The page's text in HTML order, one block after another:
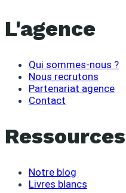
L'agence
Qui sommes-nous ?
Nous recrutons
Partenariat agence
Contact
Ressources
Notre blog
Livres blancs